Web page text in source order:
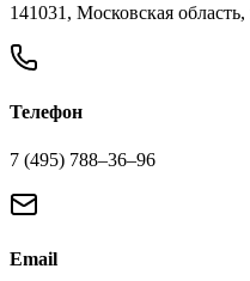
141031, Московская
Телефон
7 (495) 788‒36‒96
Email